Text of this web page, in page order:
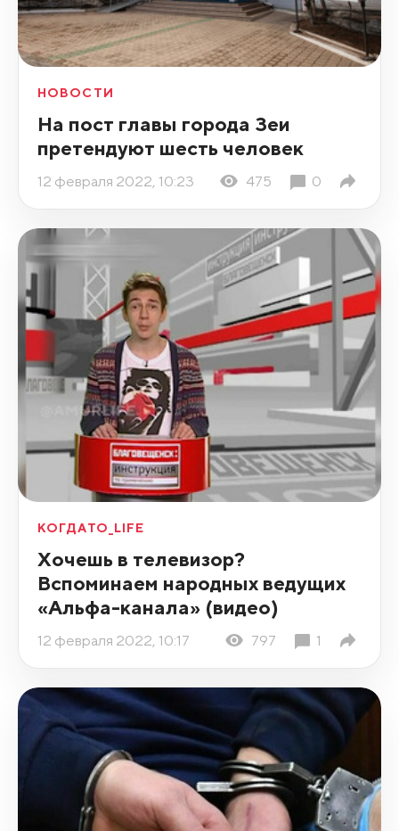
НОВОСТИ
На пост главы города Зеи
претендуют шесть человек
12 февраля 2022, 10:23 475 0
КОГДАТО_LIFE
Хочешь в телевизор?
Вспоминаем народных ведущих
«Альфа-канала» (видео)
12 февраля 2022, 10:17 797 1